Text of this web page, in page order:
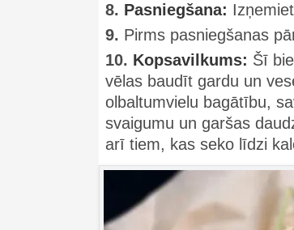
8. Pasniegšana:
9. Pirms pasniegšanas
10. Kopsavilkums: Šī
vēlas baudīt gardu un
olbaltumvielu bagātību,
svaigumu un garšas
arī tiem, kas seko līdzi